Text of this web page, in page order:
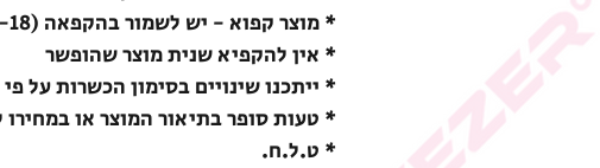
* מוצר קפוא - יש לשמור בהקפאה (18-) מעלות צלזיוס
* אין להקפיא שנית מוצר שהופשר
* ייתכנו שינויים בסימון הכשרות על
* טעות סופר בתיאור המוצר או
* ט.ל.ח.